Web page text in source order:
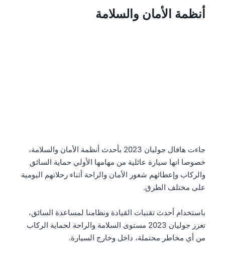
أنظمة الأمان والسلامة
جاءت هافال جوليان 2023 بأحدث أنظمة الأمان والسلامة،
خصوصا انها سيارة عائلية من مهامها الأولي حماية السائق
والركاب وإعطائهم شعور الأمان والراحة أثناء رحلاتهم اليومية
على مختلف الطرق.
باستخدام أحدث تقنيات القيادة ونظامنا لمساعدة السائق،
تعزز جوليان 2023 مستوى السلامة والراحة لحماية الركاب
من أي مخاطر محتملة، داخل وخارج السيارة.